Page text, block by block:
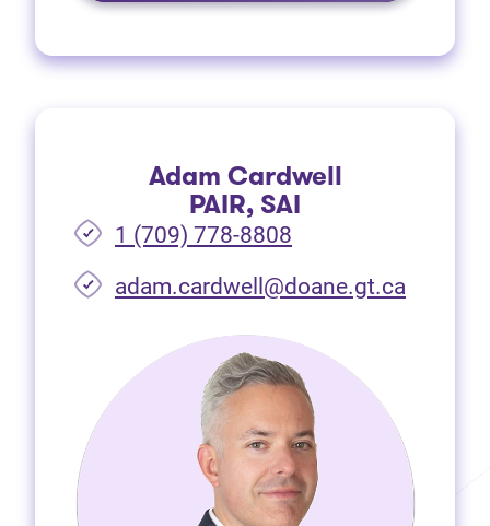
Adam Cardwell
PAIR, SAI
1 (709) 778-8808
adam.cardwell@doane.gt.ca